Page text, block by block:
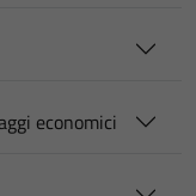
economici